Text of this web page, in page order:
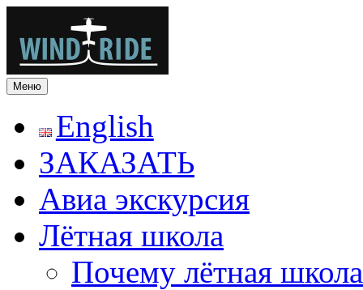
windride.cz
Лётная школа — Полеты на частном самолёте над Прагой.
экстрим. Лётное училище в Чехии
Меню
English
ЗАКАЗАТЬ
Авиа экскурсия
Лётная школа
Почему лётная